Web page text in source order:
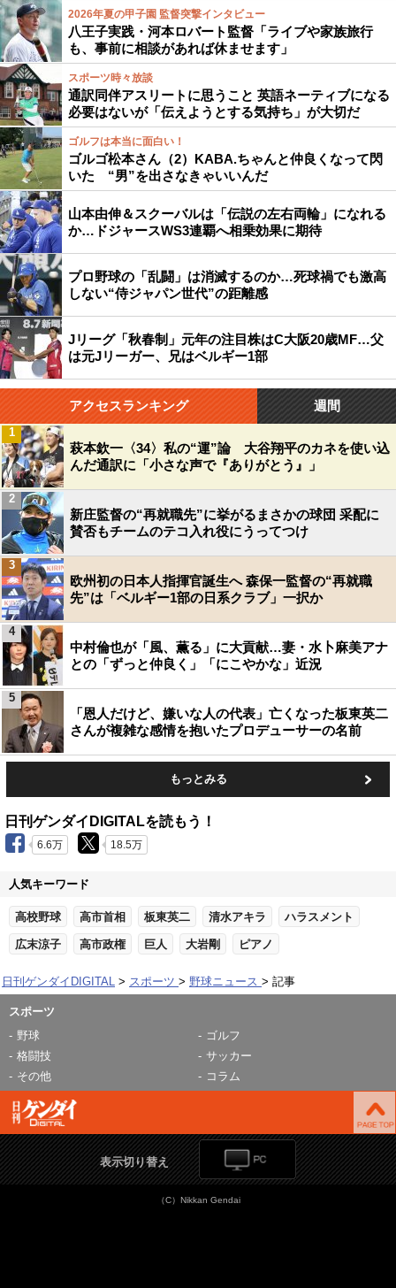
2026年夏の甲子園 監督突撃インタビュー
八王子実践・河本ロバート監督「ライブや家族旅行
も、事前に相談があれば休ませます」
スポーツ時々放談
通訳同伴アスリートに思うこと 英語ネーティブになる
必要はないが「伝えようとする気持ち」が大切だ
ゴルフは本当に面白い！
ゴルゴ松本さん（2）KABA.ちゃんと仲良くなって閃
いた “男”を出さなきゃいいんだ
山本由伸＆スクーバルは「伝説の左右両輪」になれる
か…ドジャースWS3連覇へ相乗効果に期待
プロ野球の「乱闘」は消滅するのか…死球禍でも激高
しない“侍ジャパン世代”の距離感
Jリーグ「秋春制」元年の注目株はC大阪20歳MF…父
は元Jリーガー、兄はベルギー1部
アクセスランキング 週間
萩本欽一〈34〉私の“運”論 大谷翔平のカネを使い込
んだ通訳に「小さな声で『ありがとう』」
1
新庄監督の“再就職先”に挙がるまさかの球団 采配に
賛否もチームのテコ入れ役にうってつけ
2
欧州初の日本人指揮官誕生へ 森保一監督の“再就職
先”は「ベルギー1部の日系クラブ」一択か
3
中村倫也が「風、薫る」に大貢献…妻・水卜麻美アナ
との「ずっと仲良く」「にこやかな」近況
4
「恩人だけど、嫌いな人の代表」亡くなった板東英二
さんが複雑な感情を抱いたプロデューサーの名前
5
もっとみる
日刊ゲンダイDIGITALを読もう！
6.6万 18.5万
人気キーワード
高校野球 高市首相 板東英二 清水アキラ ハラスメント
広末涼子 高市政権 巨人 大岩剛 ピアノ
日刊ゲンダイDIGITAL スポーツ 野球ニュース 記事
スポーツ
野球
ゴルフ
格闘技
サッカー
その他
コラム
表示切り替え
（C）Nikkan Gendai